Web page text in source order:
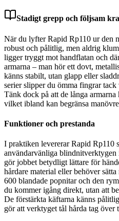
Stadigt grepp och följsam
När du lyfter Rapid Rp110 ur den
robust och pålitlig, men aldrig
ligger tryggt mot handflatan och
armarna – man hör ett dovt,
känns stabilt, utan glapp eller
serier slipper du ömma fingrar tack
Tänk dock på att de långa
vilket ibland kan begränsa
Funktioner och prestanda
I praktiken levererar Rapid Rp110
användarvänliga blindnitverktygen
gör jobbet betydligt lättare för
hårdare material eller behöver
600 blandade popnitar och den
du kommer igång direkt, utan att
De förstärkta käftarna känns
gör att verktyget tål hårda tag över